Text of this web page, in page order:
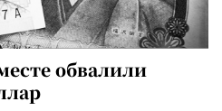
обвалили